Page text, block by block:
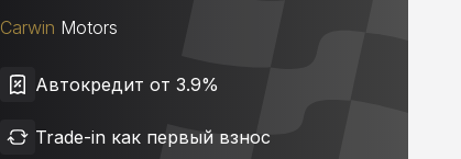
Carwin Motors
Автокредит от 3.9%
Trade-in как первый взнос